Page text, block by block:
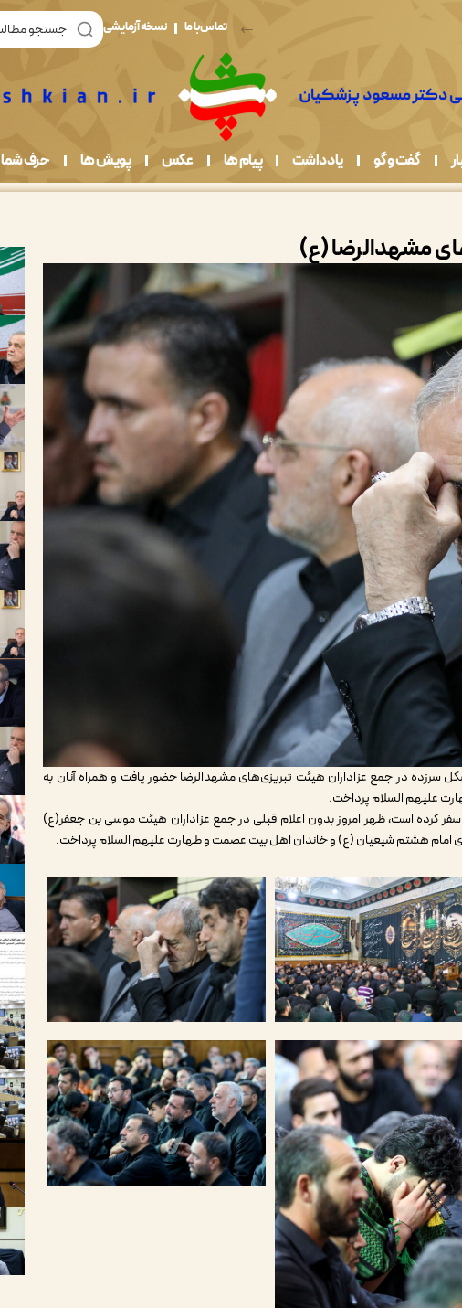
تماس با ما نسخه آزمایشی
گفت و گو یادداشت پیام ها عکس پویش ها حرف شما
مشهدالرضا (ع)
سرزده در جمع عزاداران هیئت تبریزی‌های مشهدالرضا حضور یافت و همراه آنان به
علیهم السلام پرداخت.
کرده است، ظهر امروز بدون اعلام قبلی در جمع عزاداران هیئت موسی بن جعفر(ع)
امام هشتم شیعیان (ع)‌ و خاندان اهل بیت عصمت و طهارت علیهم السلام پرداخت.